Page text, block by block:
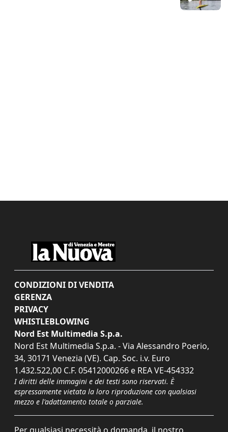
CONDIZIONI DI VENDITA
GERENZA
PRIVACY
WHISTLEBLOWING
Nord Est Multimedia S.p.a.
Nord Est Multimedia S.p.a. - Via Alessandro Poerio,
34, 30171 Venezia (VE). Cap. Soc. i.v. Euro
1.432.522,00 C.F. 05412000266 e REA VE-454332
I diritti delle immagini e dei testi sono riservati. È
espressamente vietata la loro riproduzione con qualsiasi
mezzo e l'adattamento totale o parziale.